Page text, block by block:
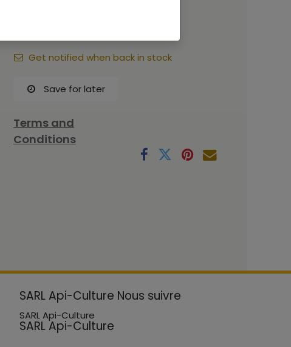
Get notified when back in stock
Save for later
Terms and
Conditions
SARL Api-Culture Nous suivre
SARL Api-Culture
SARL Api-Culture